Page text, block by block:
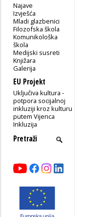
Najave
Izvješća
Mladi glazbenici
Filozofska škola
Komunikološka
škola
Medijski susreti
Knjižara
Galerija
EU Projekt
Uključiva kultura -
potpora socijalnoj
inkluziji kroz kulturu
putem Vijenca
Inkluzija